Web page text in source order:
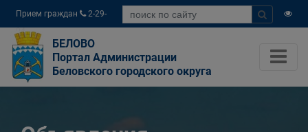
Прием граждан
2-29-
04
БЕЛОВО
Портал Администрации
Беловского городского округа